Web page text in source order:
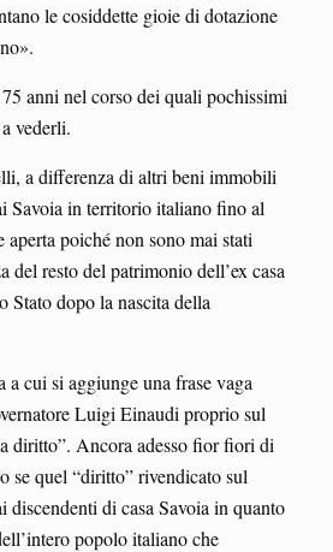
le cosiddette gioie di dotazione
anni nel corso dei quali pochissimi
vederli.
a differenza di altri beni immobili
Savoia in territorio italiano fino al
aperta poiché non sono mai stati
del resto del patrimonio dell’ex casa
Stato dopo la nascita della
a cui si aggiunge una frase vaga
Luigi Einaudi proprio sul
diritto”. Ancora adesso fior fiori di
se quel “diritto” rivendicato sul
discendenti di casa Savoia in quanto
popolo italiano che